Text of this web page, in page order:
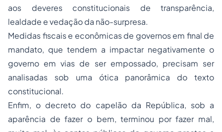
aos deveres constitucionais de transparência,
lealdade e vedação da não-surpresa.
Medidas fiscais e econômicas de governos em final de
mandato, que tendem a impactar negativamente o
governo em vias de ser empossado, precisam ser
analisadas sob uma ótica panorâmica do texto
constitucional.
Enfim, o decreto do capelão da República, sob a
aparência de fazer o bem, terminou por fazer mal,